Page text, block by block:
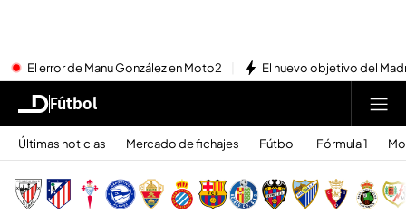
El error de Manu González en Moto2 El nuevo objetivo del
Fútbol
Últimas noticias Mercado de fichajes Fútbol Fórmula 1